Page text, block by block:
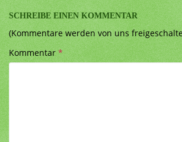
SCHREIBE EINEN KOMMENTAR
(Kommentare werden von uns
Kommentar*